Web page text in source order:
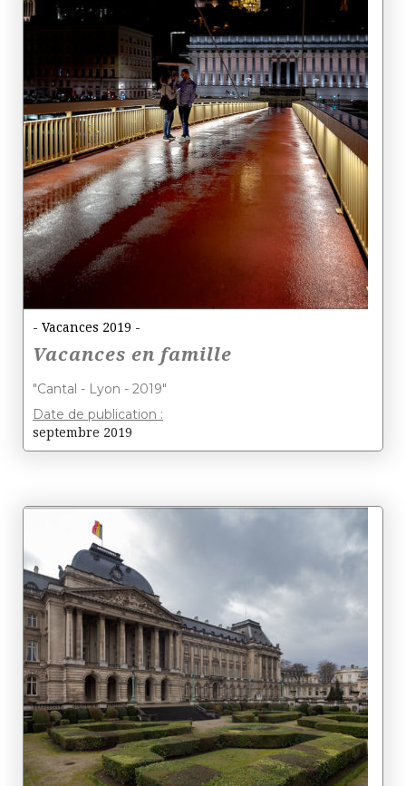
- Vacances 2019 -
Vacances en famille
"Cantal - Lyon - 2019"
Date de publication :
septembre 2019